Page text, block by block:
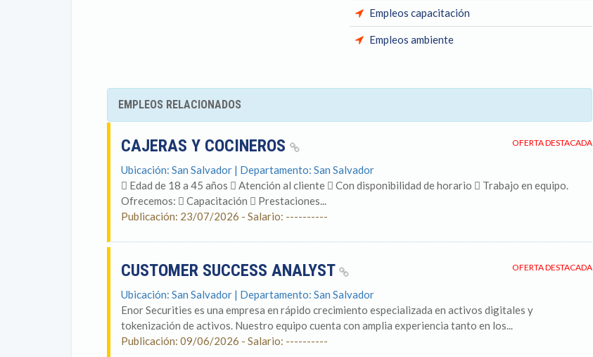
Empleos capacitación
Empleos ambiente
EMPLEOS RELACIONADOS
OFERTA DESTACADA
CAJERAS Y COCINEROS
Ubicación: San Salvador | Departamento: San Salvador
 Edad de 18 a 45 años  Atención al cliente  Con disponibilidad de horario  Trabajo en equipo.
Ofrecemos:  Capacitación  Prestaciones...
Publicación: 23/07/2026 - Salario: ----------
OFERTA DESTACADA
CUSTOMER SUCCESS ANALYST
Ubicación: San Salvador | Departamento: San Salvador
Enor Securities es una empresa en rápido crecimiento especializada en activos digitales y
tokenización de activos. Nuestro equipo cuenta con amplia experiencia tanto en los...
Publicación: 09/06/2026 - Salario: ----------